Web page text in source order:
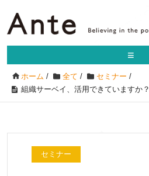
≡
ホーム / 全て / セミナー /
組織サーベイ、活用できていますか？
セミナー